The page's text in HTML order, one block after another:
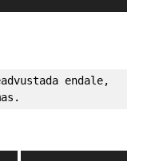
endale,